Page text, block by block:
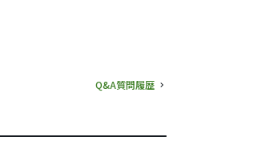
Q&A質問履歴